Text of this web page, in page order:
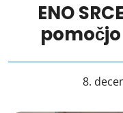
ENO
8.